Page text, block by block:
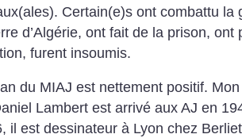
Certain(e)s ont combattu la
d’Algérie, ont fait de la prison, ont
furent insoumis.
du MIAJ est nettement positif. Mon
Lambert est arrivé aux AJ en
il est dessinateur à Lyon chez